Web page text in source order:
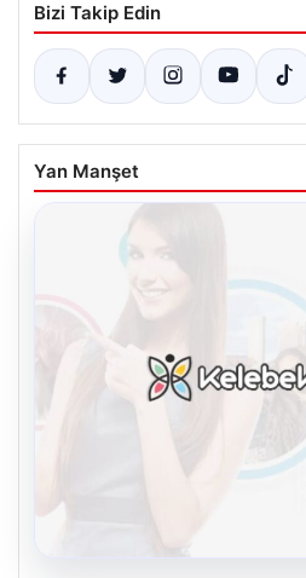
Bizi Takip Edin
Yan Manşet